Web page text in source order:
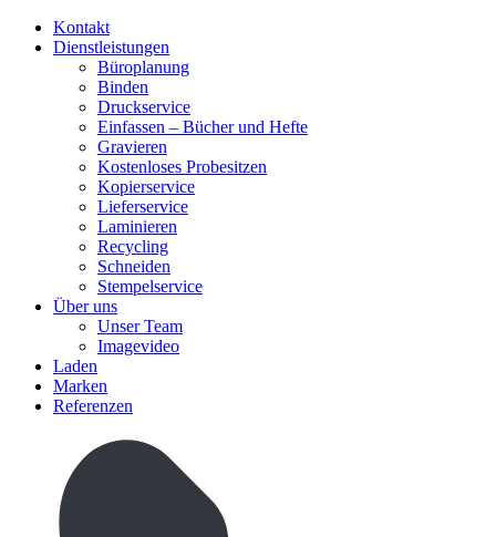
Kontakt
Dienstleistungen
Büroplanung
Binden
Druckservice
Einfassen – Bücher und Hefte
Gravieren
Kostenloses Probesitzen
Kopierservice
Lieferservice
Laminieren
Recycling
Schneiden
Stempelservice
Über uns
Unser Team
Imagevideo
Laden
Marken
Referenzen